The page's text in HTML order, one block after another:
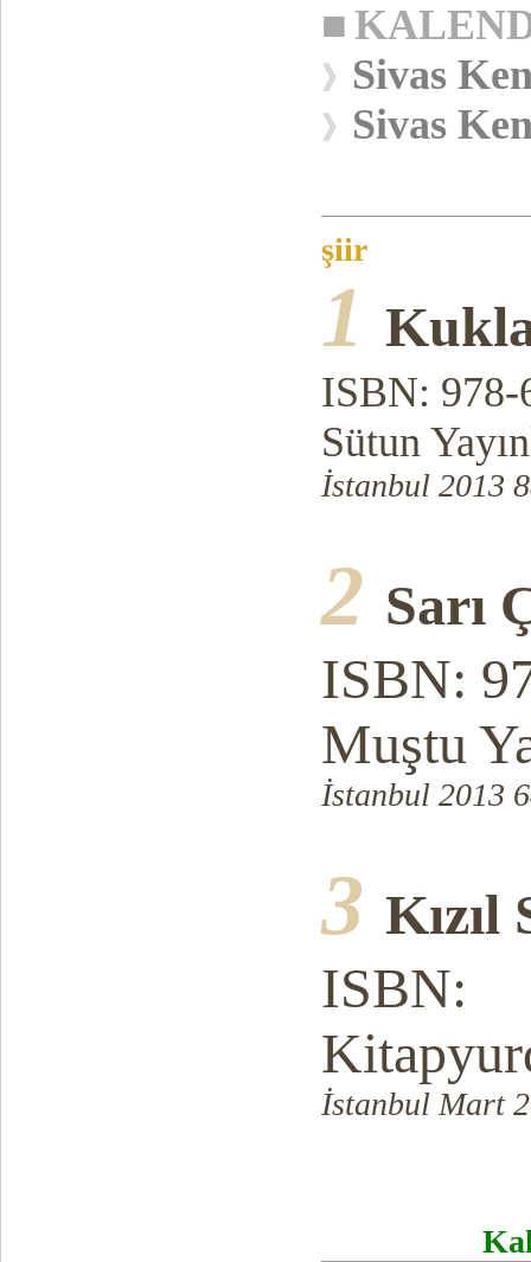
■
》 Sivas
》 Sivas
şiir
1
ISBN: 978-
Sütun
İstanbul 2013
2 Sarı
ISBN:
Muştu
İstanbul 2013
3 Kızıl
ISBN:
İstanbul Mart